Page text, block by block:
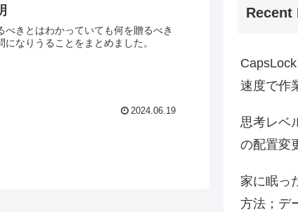
べきとはわかっていても何を贈るべき
なりうることをまとめました。
2024.06.19
Recent
速度で作
思考レベ
の配置変
家に眠っ
方法；デ